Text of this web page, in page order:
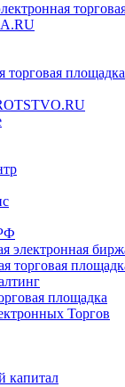
торговая площадка
электронная
торговая
площадка
Торгов
капитал